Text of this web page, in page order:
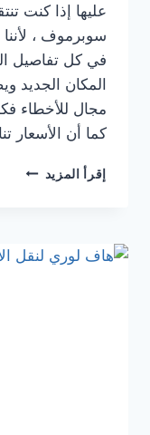
عليها إذا كنت
سوبرموف ،
في كل تفاصيل
المكان الجديد
مجال للأخطاء
كما أن الأسعار
إقرأ المزيد